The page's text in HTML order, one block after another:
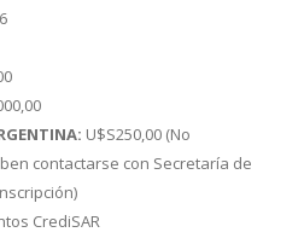
U$S250,00 (No
contactarse con Secretaría de
CrediSAR